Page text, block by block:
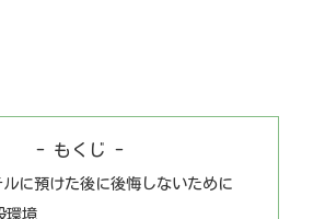
- もくじ -
に預けた後に後悔しないために
環境